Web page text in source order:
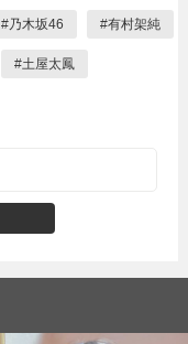
#乃木坂46 #有村架純
#土屋太鳳